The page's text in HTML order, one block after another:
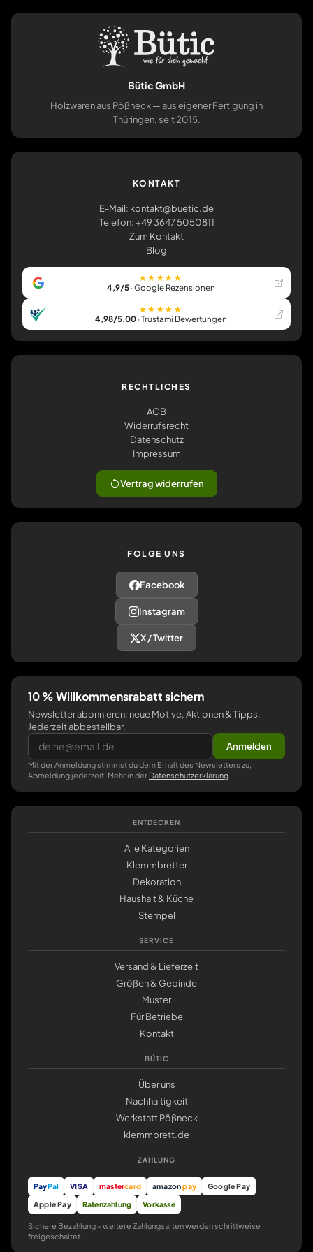
Bütic GmbH
Holzwaren aus Pößneck — aus eigener Fertigung in
Thüringen, seit 2015.
KONTAKT
E-Mail: kontakt@buetic.de
Telefon: +49 3647 5050811
Zum Kontakt
Blog
★★★★★
4,9/5· Google Rezensionen
★★★★★
4,98/5,00· Trustami Bewertungen
RECHTLICHES
AGB
Widerrufsrecht
Datenschutz
Impressum
Vertrag widerrufen
FOLGE UNS
Facebook
Instagram
X / Twitter
10 % Willkommensrabatt sichern
Newsletter abonnieren: neue Motive, Aktionen & Tipps.
Jederzeit abbestellbar.
Anmelden
Mit der Anmeldung stimmst du dem Erhalt des Newsletters zu,
Abmeldung jederzeit. Mehr in der Datenschutzerklärung
ENTDECKEN
Alle Kategorien
Klemmbretter
Dekoration
Haushalt & Küche
Stempel
SERVICE
Versand & Lieferzeit
Größen & Gebinde
Muster
Für Betriebe
Kontakt
BÜTIC
Über uns
Nachhaltigkeit
Werkstatt Pößneck
klemmbrett.de
ZAHLUNG
PayPal VISA mastercard amazonpay
Google Pay
Apple Pay
Ratenzahlung Vorkasse
Sichere Bezahlung – weitere Zahlungsarten werden schrittweise
freigeschaltet.